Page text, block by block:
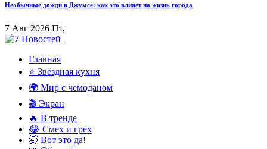
Необычные дожди в Джумсе: как это влияет на жизнь города
7 Авг 2026 Пт,
Главная
⭐ Звёздная кухня
🌍 Мир с чемоданом
🎬 Экран
🔥 В тренде
😂 Смех и грех
🤯 Вот это да!